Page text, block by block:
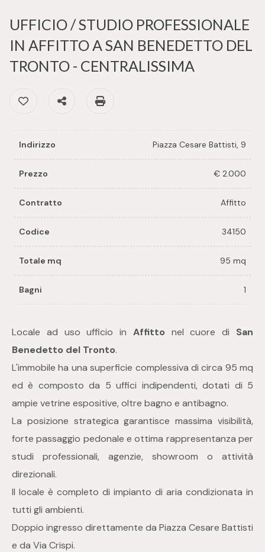
UFFICIO / STUDIO PROFESSIONALE
IN AFFITTO A SAN BENEDETTO DEL
TRONTO - CENTRALISSIMA
Preferiti: Cod. 34150
Condividi
Indirizzo Piazza Cesare Battisti, 9
Prezzo € 2.000
Contratto Affitto
Codice 34150
Totale mq 95 mq
Bagni 1
Locale ad uso ufficio in Affitto nel cuore di San
Benedetto del Tronto.
L'immobile ha una superficie complessiva di circa 95 mq
ed è composto da 5 uffici indipendenti, dotati di 5
ampie vetrine espositive, oltre bagno e antibagno.
La posizione strategica garantisce massima visibilità,
forte passaggio pedonale e ottima rappresentanza per
studi professionali, agenzie, showroom o attività
direzionali.
Il locale è completo di impianto di aria condizionata in
tutti gli ambienti.
Doppio ingresso direttamente da Piazza Cesare Battisti
e da Via Crispi.
Richiedi
un
immobile
Valuta e
immobile
Provincia
Comune
-
Qualsiasi
Residenziali
Commerciali
Industriali
Terreni
Prezzo
Totale
mq